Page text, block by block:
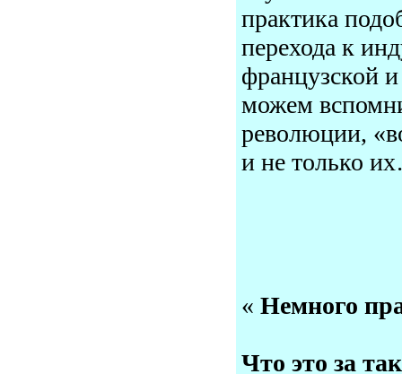
практика
перехода к
французской
можем
революции,
и не только
« Немного
Что это за